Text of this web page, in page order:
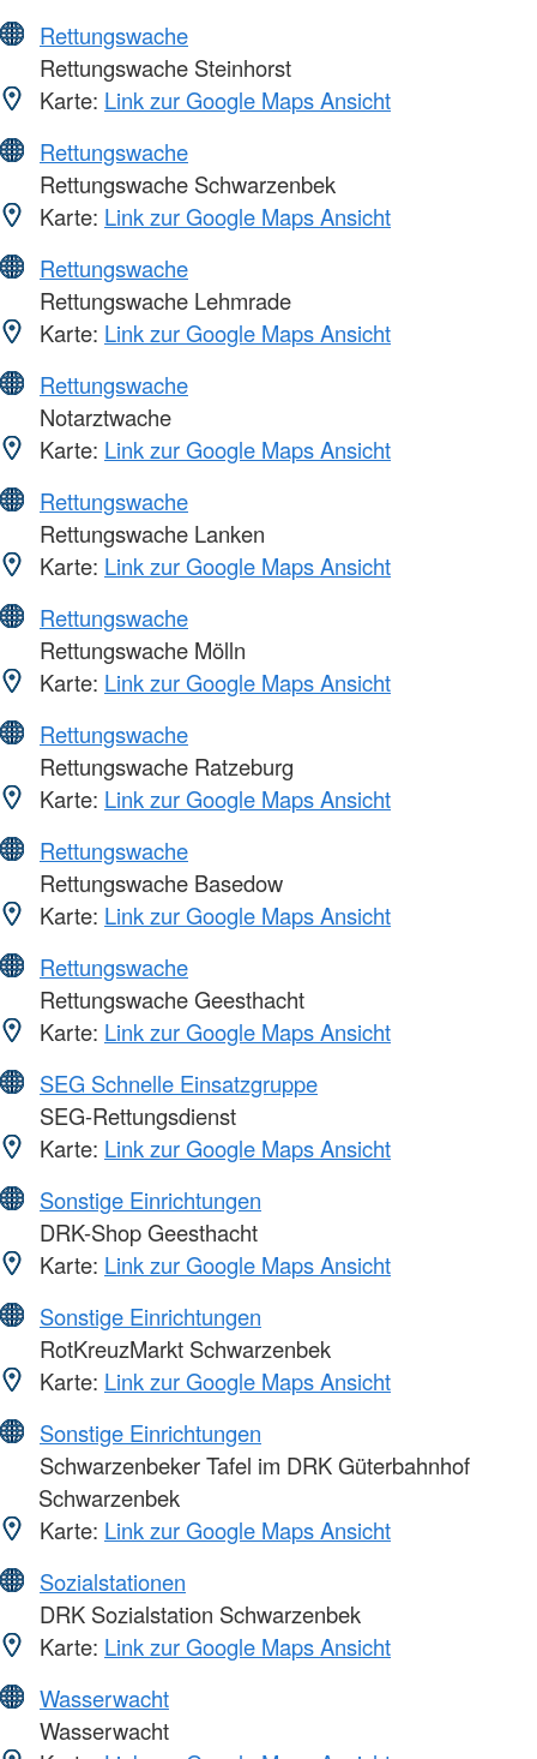
Rettungswache
Rettungswache Steinhorst
Karte: Link zur Google Maps Ansicht
Rettungswache
Rettungswache Schwarzenbek
Karte: Link zur Google Maps Ansicht
Rettungswache
Rettungswache Lehmrade
Karte: Link zur Google Maps Ansicht
Rettungswache
Notarztwache
Karte: Link zur Google Maps Ansicht
Rettungswache
Rettungswache Lanken
Karte: Link zur Google Maps Ansicht
Rettungswache
Rettungswache Mölln
Karte: Link zur Google Maps Ansicht
Rettungswache
Rettungswache Ratzeburg
Karte: Link zur Google Maps Ansicht
Rettungswache
Rettungswache Basedow
Karte: Link zur Google Maps Ansicht
Rettungswache
Rettungswache Geesthacht
Karte: Link zur Google Maps Ansicht
SEG Schnelle Einsatzgruppe
SEG-Rettungsdienst
Karte: Link zur Google Maps Ansicht
Sonstige Einrichtungen
DRK-Shop Geesthacht
Karte: Link zur Google Maps Ansicht
Sonstige Einrichtungen
RotKreuzMarkt Schwarzenbek
Karte: Link zur Google Maps Ansicht
Sonstige Einrichtungen
Schwarzenbeker Tafel im DRK Güterbahnhof
Schwarzenbek
Karte: Link zur Google Maps Ansicht
Sozialstationen
DRK Sozialstation Schwarzenbek
Karte: Link zur Google Maps Ansicht
Wasserwacht
Wasserwacht